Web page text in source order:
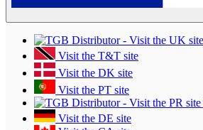
Visit the T&T site
Visit the DK site
Visit the PT site
Visit the DE site